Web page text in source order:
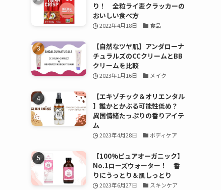
り！ 全粒ライ麦クラッカーの
おいしい食べ方
2022年4月18日 食品
【自然なツヤ肌】アンダローナ
チュラルズのCCクリームとBB
クリームを比較
2023年1月16日 メイク
【エキゾチック＆オリエンタル
】誰かとかぶる可能性低め？
異国情緒たっぷりの香りアイテ
ム
2023年4月28日 ボディケア
【100%ピュアオーガニック】
No.1ローズウォーター！ 香
りにうっとり＆肌しっとり
2023年6月27日 スキンケア